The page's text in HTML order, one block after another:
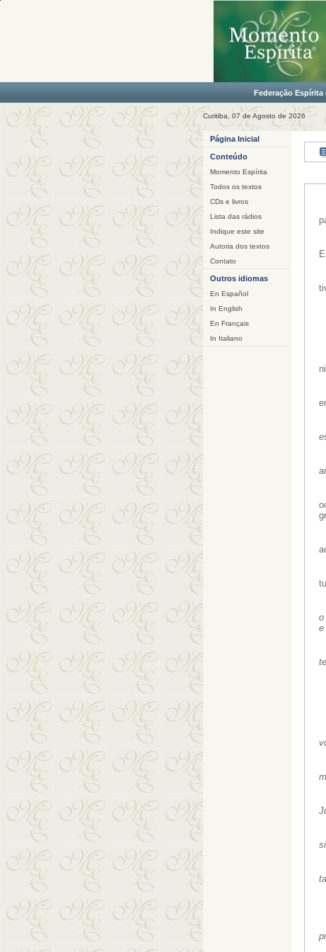
Federação Espírita
Curitiba, 07 de Agosto de 2026
Página Inicial
Conteúdo
Momento Espírita
Todos os textos
CDs e livros
Lista das rádios
Indique este site
Autoria dos textos
Contato
Outros idiomas
En Español
In English
En Français
In Italiano
o
e